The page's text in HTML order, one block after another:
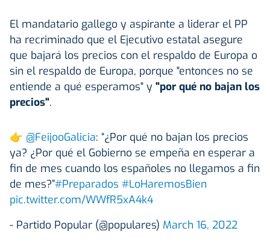
El mandatario gallego y aspirante a liderar el PP
ha recriminado que el Ejecutivo estatal asegure
que bajará los precios con el respaldo de Europa o
sin el respaldo de Europa, porque "entonces no se
entiende a qué esperamos" y "por qué no bajan los
precios".
👉 @FeijooGalicia: “¿Por qué no bajan los precios
ya? ¿Por qué el Gobierno se empeña en esperar a
fin de mes cuando los españoles no llegamos a fin
de mes?”#Preparados #LoHaremosBien
pic.twitter.com/WWfR5xA4k4
- Partido Popular (@populares) March 16, 2022